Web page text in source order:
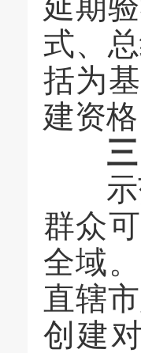
延期
式、
括为
建资
三
示范
群众
全域
直辖
创建